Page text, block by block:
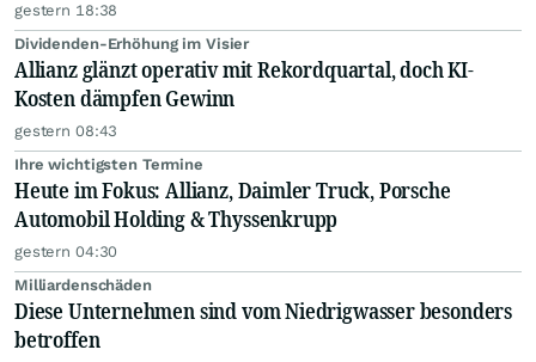
gestern 18:38
Dividenden-Erhöhung im Visier
Allianz glänzt operativ mit Rekordquartal, doch KI-
Kosten dämpfen Gewinn
gestern 08:43
Ihre wichtigsten Termine
Heute im Fokus: Allianz, Daimler Truck, Porsche
Automobil Holding & Thyssenkrupp
gestern 04:30
Milliardenschäden
Diese Unternehmen sind vom Niedrigwasser besonders
betroffen